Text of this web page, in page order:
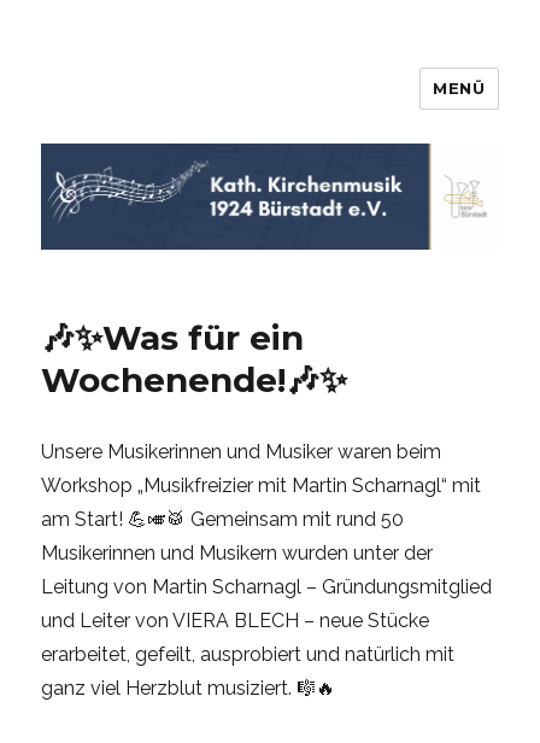
MENÜ
🎶✨Was für ein
Wochenende!🎶✨
Unsere Musikerinnen und Musiker waren beim
Workshop „Musikfreizier mit Martin Scharnagl“ mit
am Start! 💪🎺🥁 Gemeinsam mit rund 50
Musikerinnen und Musikern wurden unter der
Leitung von Martin Scharnagl – Gründungsmitglied
und Leiter von VIERA BLECH – neue Stücke
erarbeitet, gefeilt, ausprobiert und natürlich mit
ganz viel Herzblut musiziert. 🎼🔥